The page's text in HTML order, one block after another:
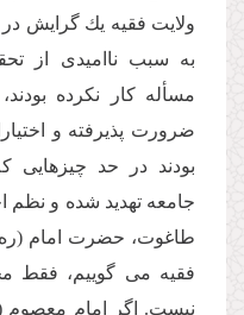
ولایت فقیه یك گرایش
به سبب ناامیدى از
مسأله كار نكرده
ضرورت پذیرفته و
بودند در حد
جامعه تهدید شده و نظم
طاغوت، حضرت امام (ره)
فقیه مى گوییم، فقط
نیست. اگر امام معصوم